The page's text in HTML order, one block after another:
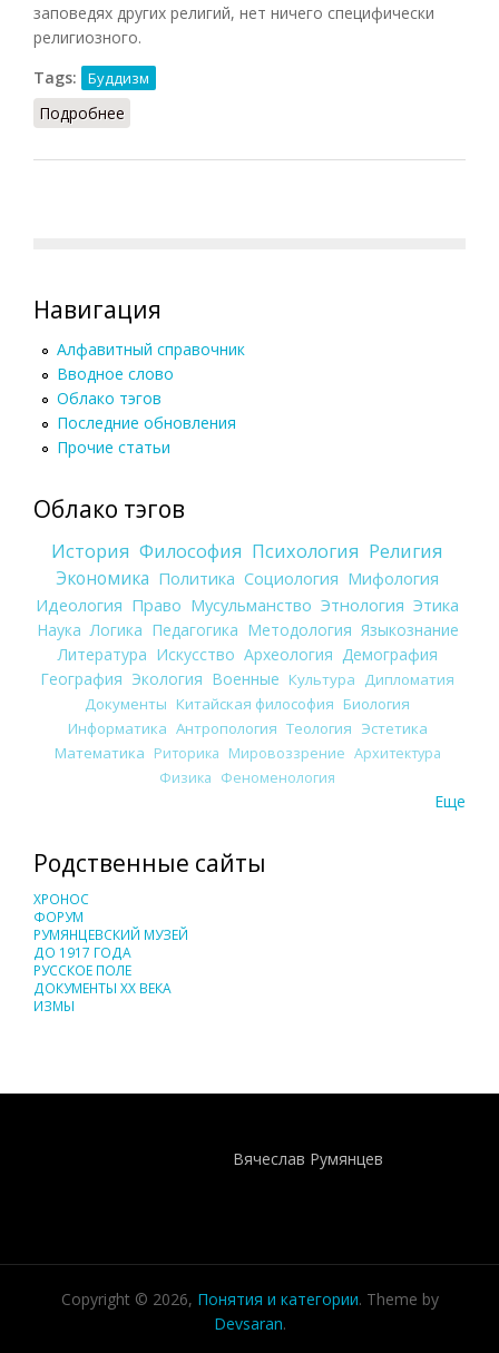
заповедях других религий, нет ничего специфически
религиозного.
Tags:
Буддизм
Подробнее
Навигация
Алфавитный справочник
Вводное слово
Облако тэгов
Последние обновления
Прочие статьи
Облако тэгов
История Философия Психология Религия
Экономика Политика Социология Мифология
Идеология Право Мусульманство Этнология Этика
Наука Логика Педагогика Методология Языкознание
Литература Искусство Археология Демография
География Экология Военные Культура
Дипломатия
Документы Китайская философия Биология
Информатика Антропология Теология Эстетика
Математика Риторика Мировоззрение Архитектура
Физика Феноменология
Еще
Родственные сайты
ХРОНОС
ФОРУМ
РУМЯНЦЕВСКИЙ МУЗЕЙ
ДО 1917 ГОДА
РУССКОЕ ПОЛЕ
ДОКУМЕНТЫ XX ВЕКА
ИЗМЫ
Вячеслав Румянцев
Copyright © 2026, Понятия и категории. Theme by
Devsaran.